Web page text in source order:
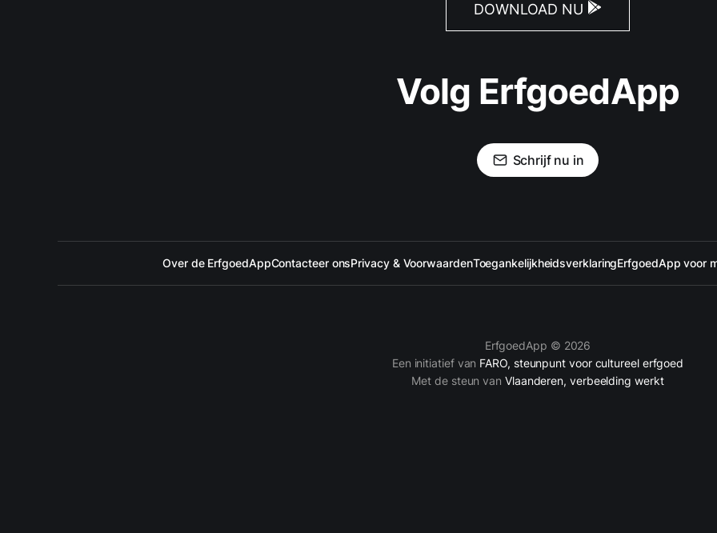
DOWNLOAD NU
Volg ErfgoedApp
Schrijf nu in
Over de ErfgoedAppContacteer onsPrivacy & VoorwaardenToegankelijkheidsverklaringErfgoedApp voor
ErfgoedApp © 2026
Een initiatief van FARO, steunpunt voor cultureel erfgoed
Met de steun van Vlaanderen, verbeelding werkt